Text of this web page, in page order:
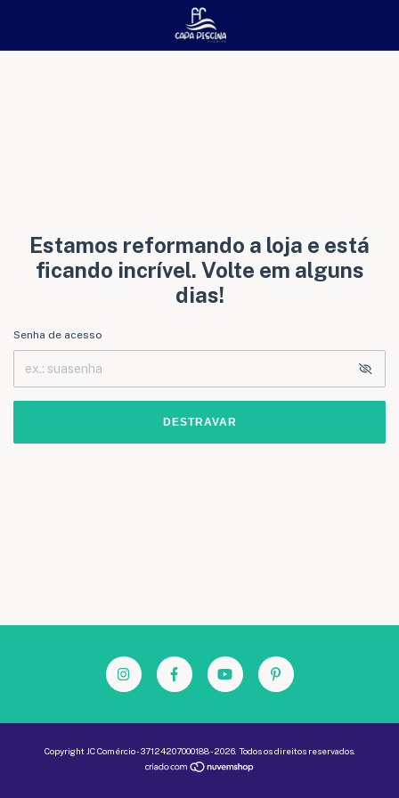
Estamos reformando a loja e está
ficando incrível. Volte em alguns
dias!
Senha de acesso
DESTRAVAR
Copyright JC Comércio - 37124207000188 - 2026. Todos os direitos reservados.